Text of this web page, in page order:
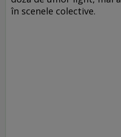
în scenele colective.